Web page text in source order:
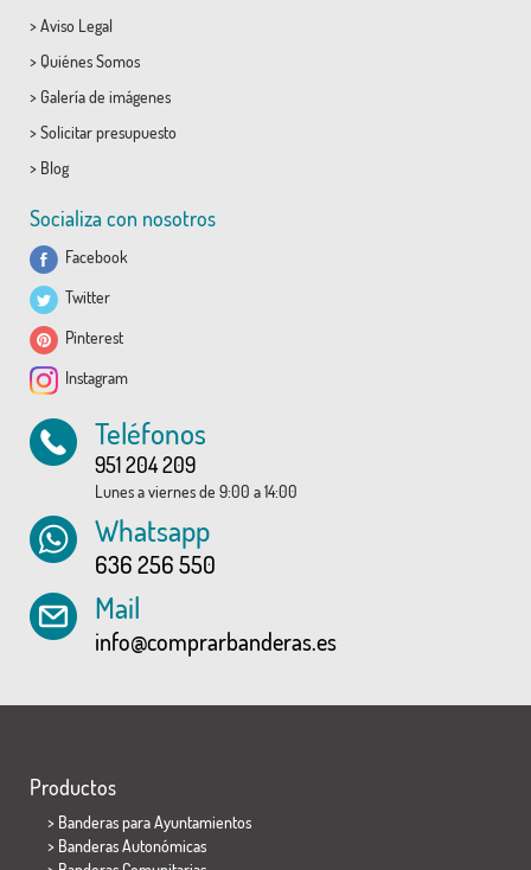
> Aviso Legal
> Quiénes Somos
> Galería de imágenes
> Solicitar presupuesto
> Blog
Socializa con nosotros
Facebook
Twitter
Pinterest
Instagram
Teléfonos
951 204 209
Lunes a viernes de 9:00 a 14:00
Whatsapp
636 256 550
Mail
info@comprarbanderas.es
Productos
> Banderas para Ayuntamientos
> Banderas Autonómicas